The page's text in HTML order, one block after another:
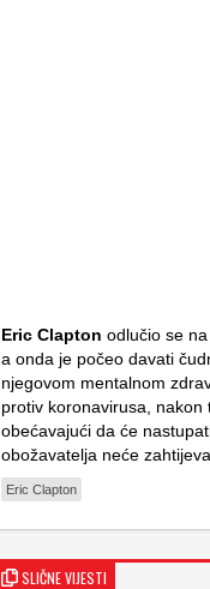
Eric Clapton odlučio se
a onda je počeo davati
njegovom mentalnom
protiv koronavirusa, nakon
obećavajući da će
obožavatelja neće
Eric Clapton
SLIČNE VIJESTI